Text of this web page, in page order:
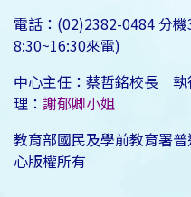
電話：(02)2382-0484 分
8:30~16:30來電)
中心主任：蔡哲銘校長
理： 謝郁卿小姐
教育部國民及學前教育署
心版權所有